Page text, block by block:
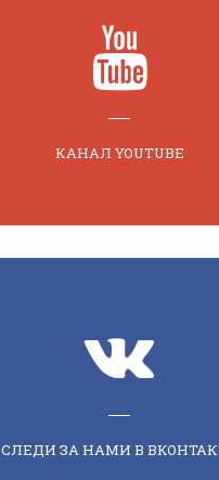
КАНАЛ YOUTUBE
СЛЕДИ ЗА НАМИ В